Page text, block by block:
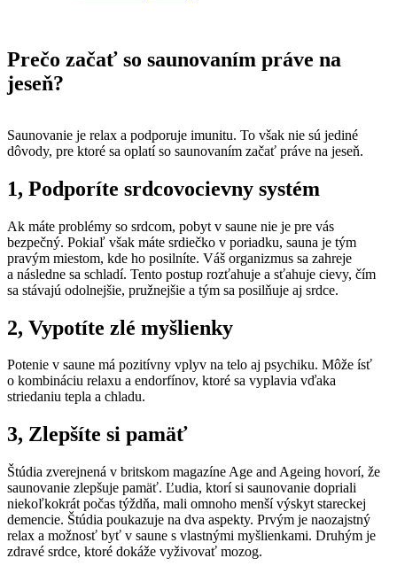
Prečo začať so saunovaním práve na
jeseň?
Saunovanie je relax a podporuje imunitu. To však nie sú jediné
dôvody, pre ktoré sa oplatí so saunovaním začať práve na jeseň.
1, Podporíte srdcovocievny systém
Ak máte problémy so srdcom, pobyt v saune nie je pre vás
bezpečný. Pokiaľ však máte srdiečko v poriadku, sauna je tým
pravým miestom, kde ho posilníte. Váš organizmus sa zahreje
a následne sa schladí. Tento postup rozťahuje a sťahuje cievy, čím
sa stávajú odolnejšie, pružnejšie a tým sa posilňuje aj srdce.
2, Vypotíte zlé myšlienky
Potenie v saune má pozitívny vplyv na telo aj psychiku. Môže ísť
o kombináciu relaxu a endorfínov, ktoré sa vyplavia vďaka
striedaniu tepla a chladu.
3, Zlepšíte si pamäť
Štúdia zverejnená v britskom magazíne Age and Ageing hovorí, že
saunovanie zlepšuje pamäť. Ľudia, ktorí si saunovanie dopriali
niekoľkokrát počas týždňa, mali omnoho menší výskyt stareckej
demencie. Štúdia poukazuje na dva aspekty. Prvým je naozajstný
relax a možnosť byť v saune s vlastnými myšlienkami. Druhým je
zdravé srdce, ktoré dokáže vyživovať mozog.